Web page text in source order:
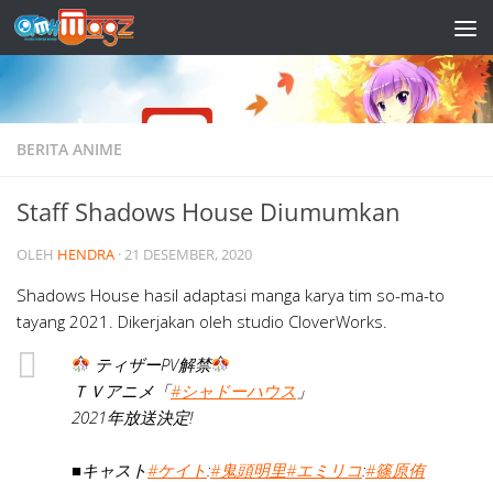
Skip to content
BERITA ANIME
Staff Shadows House Diumumkan
OLEH HENDRA ·21 DESEMBER, 2020
Shadows House hasil adaptasi manga karya tim so-ma-to
tayang 2021. Dikerjakan oleh studio CloverWorks.
ティザーPV解禁
ＴＶアニメ「#シャドーハウス 」
2021年放送決定!
■キャスト#ケイト :#鬼頭明里#エミリコ:#篠原侑